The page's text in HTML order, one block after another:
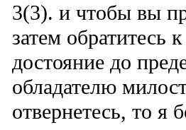
3(3). и чтобы вы
затем обратитесь
достояние до
обладателю
отвернетесь, то я